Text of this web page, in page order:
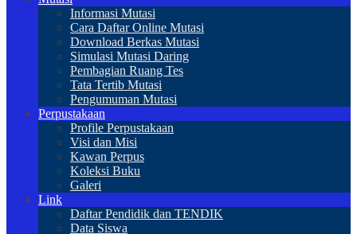
Informasi Mutasi
Cara Daftar Online Mutasi
Download Berkas Mutasi
Simulasi Mutasi Daring
Pembagian Ruang Tes
Tata Tertib Mutasi
Pengumuman Mutasi
Perpustakaan
Profile Perpustakaan
Visi dan Misi
Kawan Perpus
Koleksi Buku
Galeri
Link
Daftar Pendidik dan TENDIK
Data Siswa